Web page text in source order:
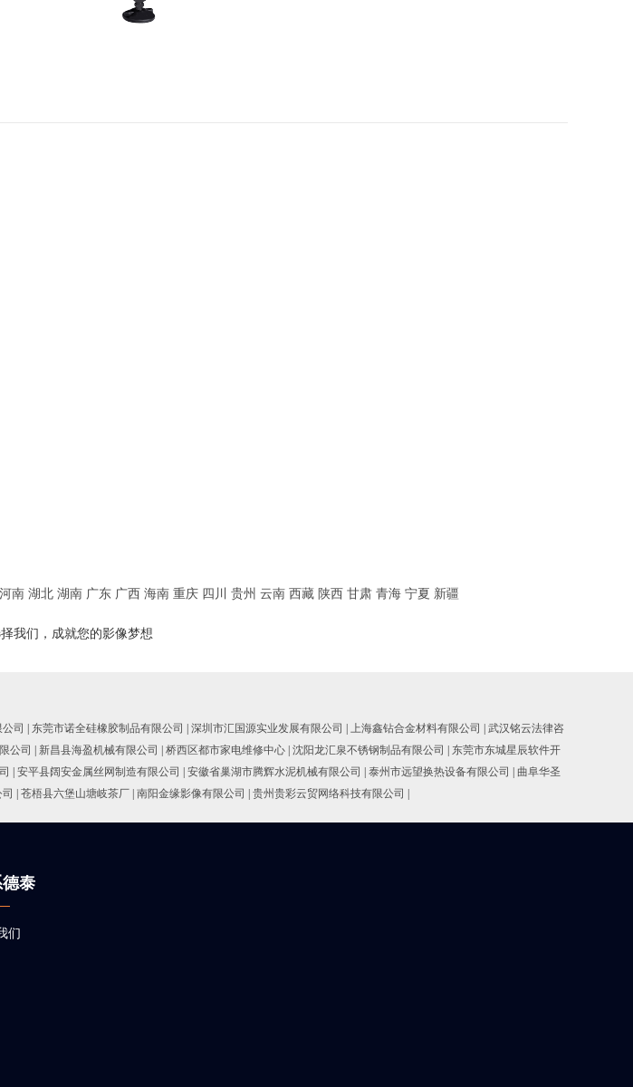
河南 湖北 湖南 广东 广西 海南 重庆 四川 贵州 云南 西藏 陕西 甘肃 青海 宁夏 新疆
我们，成就您的影像梦想
司 东莞市诺全硅橡胶制品有限公司 深圳市汇国源实业发展有限公司 上海鑫钻合金材料有限公司
武汉铭云法律咨
公司 新昌县海盈机械有限公司 桥西区都市家电维修中心 沈阳龙汇泉不锈钢制品有限公司
东莞市东城星辰软件开
安平县阔安金属丝网制造有限公司 安徽省巢湖市腾辉水泥机械有限公司 泰州市远望换热设备有限公司
曲阜华圣
苍梧县六堡山塘岐茶厂 南阳金缘影像有限公司 贵州贵彩云贸网络科技有限公司
泰
们